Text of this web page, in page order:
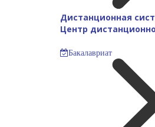
Дистанционная
Центр
Бакалавриат